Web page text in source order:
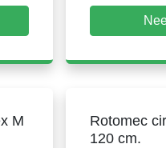
M
Rotomec
120 cm.